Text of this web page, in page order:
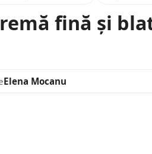
fină și
Elena Mocanu